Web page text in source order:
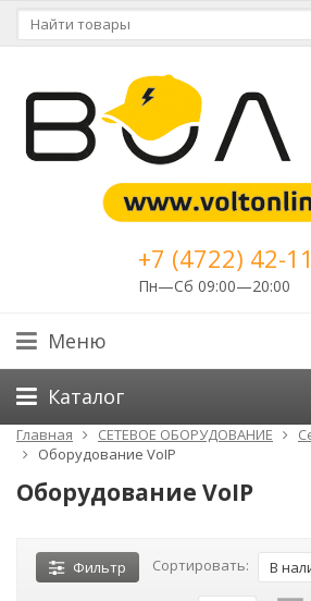
+7 (4722) 42-
Пн—Сб 09:00—20:00
Меню
Каталог
Главная СЕТЕВОЕ ОБОРУДОВАНИЕ
Оборудование VoIP
Оборудование VoIP
Фильтр Сортировать: В